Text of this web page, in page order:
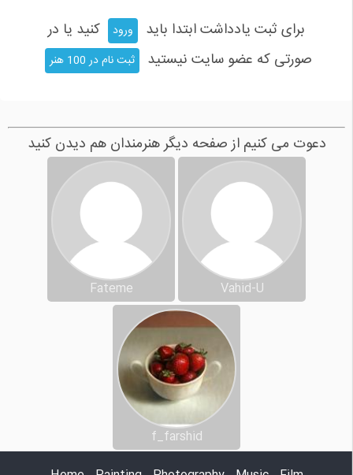
برای ثبت یادداشت ابتدا باید ورود
کنید یا در
صورتی که عضو سایت نیستید
ثبت نام در 100 هنر
دعوت می کنیم از صفحه دیگر هنرمندان هم دیدن کنید
Vahid-U
Fateme
f_farshid